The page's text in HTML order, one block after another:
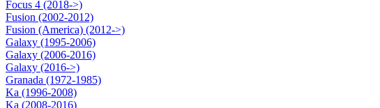
Focus 4 (2018->)
Fusion (2002-2012)
Fusion (America) (2012->)
Galaxy (1995-2006)
Galaxy (2006-2016)
Galaxy (2016->)
Granada (1972-1985)
Ka (1996-2008)
Ka (2008-2016)